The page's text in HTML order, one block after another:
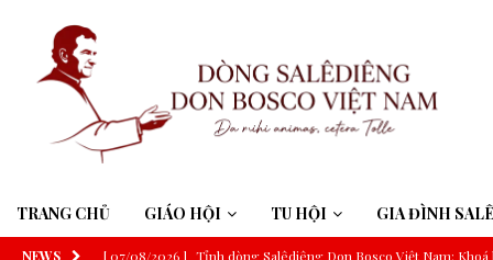
TRANG CHỦ GIÁO HỘI TU HỘI GIA ĐÌNH
NEWS [ 07/08/2026 ] Tỉnh dòng Salêdiêng Don Bosco Việt Nam: